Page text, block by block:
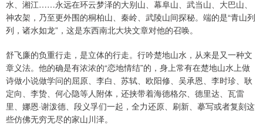
水、湘江……永远在环云梦泽的大别山、幕阜山、武当山、大巴山、
神农架，乃至更外围的桐柏山、秦岭、武陵山间探秘。端的是“青山列
列，诸水如龙”，这是东西南北大块文章对他的召唤。
舒飞廉的负重行走，是立体的行走。行吟楚地山水，从来是又一种文
章义法。他的确是有浓浓的“恋地情结”的，身上常有在楚地山水上做
诗做小说做学问的屈原、李白、苏轼、欧阳修、吴承恩、李时珍、耿
定向、李贽、何心隐等人附体，还挟带着海德格尔、德里达、瓦雷
里、娜恩·谢泼德、段义孚们一起，全力还原、刷新、摹写或者复刻这
些仿佛无穷无尽的家山川泽。